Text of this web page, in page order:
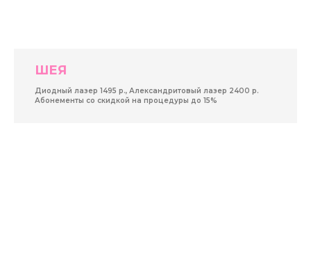
ШЕЯ
Диодный лазер 1495 р., Александритовый лазер 2400 р.
Абонементы со скидкой на процедуры до 15%